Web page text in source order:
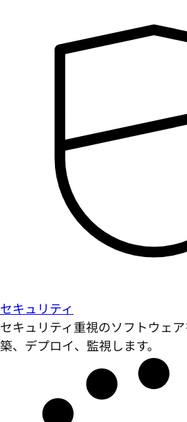
セキュリティ
セキュリティ重視のソフトウェ
築、デプロイ、監視します。